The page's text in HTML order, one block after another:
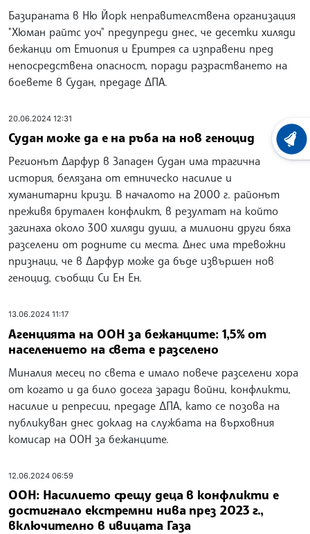
Базираната в Ню Йорк неправителствена организация
"Хюман райтс уоч" предупреди днес, че десетки хиляди
бежанци от Етиопия и Еритрея са изправени пред
непосредствена опасност, поради разрастването на
боевете в Судан, предаде ДПА.
20.06.2024 12:31
Судан може да е на ръба на нов геноцид
Регионът Дарфур в Западен Судан има трагична
история, белязана от етническо насилие и
хуманитарни кризи. В началото на 2000 г. районът
преживя брутален конфликт, в резултат на който
загинаха около 300 хиляди души, а милиони други бяха
разселени от родните си места. Днес има тревожни
признаци, че в Дарфур може да бъде извършен нов
геноцид, съобщи Си Ен Ен.
13.06.2024 11:17
Агенцията на ООН за бежанците: 1,5% от
населението на света е разселено
Миналия месец по света е имало повече разселени хора
от когато и да било досега заради войни, конфликти,
насилие и репресии, предаде ДПА, като се позова на
публикуван днес доклад на службата на върховния
комисар на ООН за бежанците.
12.06.2024 06:59
ООН: Насилието срещу деца в конфликти е
достигнало екстремни нива през 2023 г.,
включително в ивицата Газа